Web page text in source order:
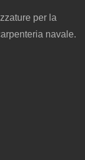
per la
navale.